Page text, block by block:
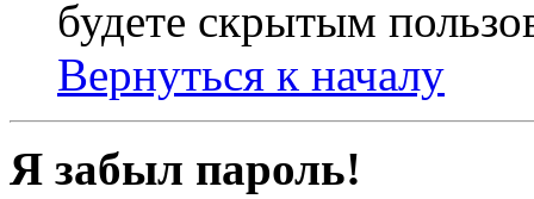
будете скрытым
Вернуться к началу
Я забыл пароль!